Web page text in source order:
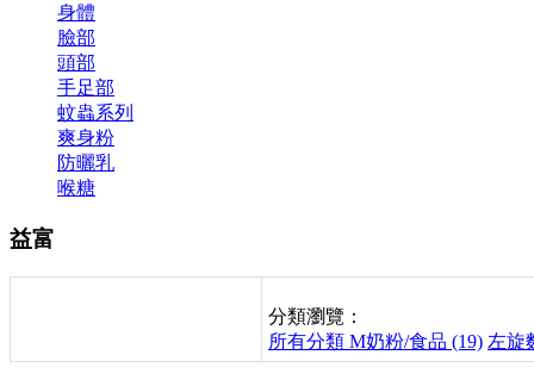
身體
臉部
頭部
手足部
蚊蟲系列
爽身粉
防曬乳
喉糖
益富
分類瀏覽：
所有分類 M奶粉/食品 (19) 左旋